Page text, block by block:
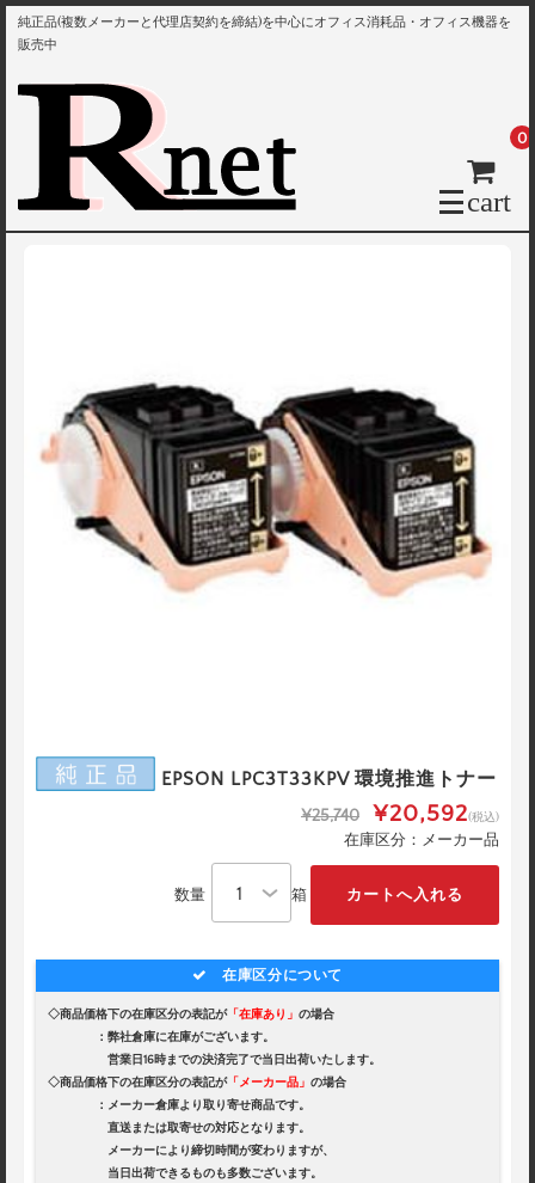
純正品(複数メーカーと代理店契約を締結)を中心にオフィス消耗品・オフィス機器を
販売中
cart
0
EPSON LPC3T33KPV 環境推進トナー
¥25,740 ¥20,592(税込)
在庫区分：メーカー品
数量 箱
在庫区分について
◇商品価格下の在庫区分の表記が「在庫あり」 の場合
：弊社倉庫に在庫がございます。
営業日16時までの決済完了で当日出荷いたします。
◇商品価格下の在庫区分の表記が「メーカー品」 の場合
：メーカー倉庫より取り寄せ商品です。
直送または取寄せの対応となります。
メーカーにより締切時間が変わりますが、
当日出荷できるものも多数ございます。